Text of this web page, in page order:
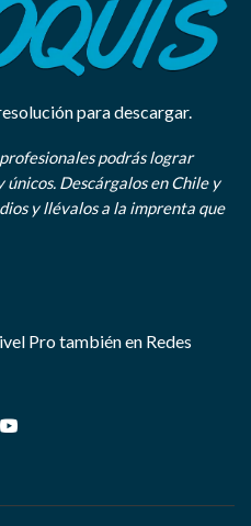
para descargar.
podrás lograr
Descárgalos en Chile y
y llévalos a la imprenta que
Pro también en Redes
Youtube